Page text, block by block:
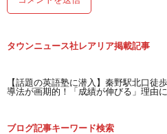
タウンニュース社レアリア掲載記事
【話題の英語塾に潜入】秦野駅北口徒
導法が画期的！「成績が伸びる」理由に
ブログ記事キーワード検索